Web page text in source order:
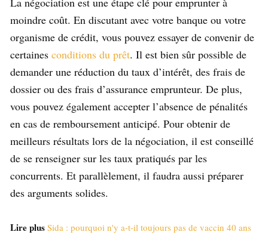
moindre coût. En discutant avec votre banque ou votre
organisme de crédit, vous pouvez essayer de convenir de
certaines conditions du prêt. Il est bien sûr possible de
demander une réduction du taux d’intérêt, des frais de
dossier ou des frais d’assurance emprunteur. De plus,
vous pouvez également accepter l’absence de pénalités
en cas de remboursement anticipé. Pour obtenir de
meilleurs résultats lors de la négociation, il est conseillé
de se renseigner sur les taux pratiqués par les
concurrents. Et parallèlement, il faudra aussi préparer
des arguments solides.
Lire plus Sida : pourquoi n'y a-t-il toujours pas de vaccin 40 ans